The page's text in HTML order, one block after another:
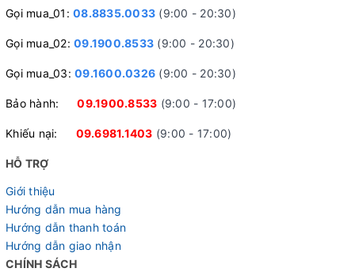
Gọi mua_01: 08.8835.0033 (9:00 - 20:30)
Gọi mua_02: 09.1900.8533 (9:00 - 20:30)
Gọi mua_03: 09.1600.0326 (9:00 - 20:30)
Bảo hành:09.1900.8533 (9:00 - 17:00)
Khiếu nại: 09.6981.1403 (9:00 - 17:00)
HỖ TRỢ
Giới thiệu
Hướng dẫn mua hàng
Hướng dẫn thanh toán
Hướng dẫn giao nhận
CHÍNH SÁCH